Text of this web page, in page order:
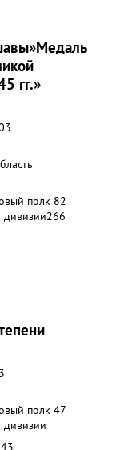
Медаль
гг.»
полк 82
дивизии266
полк 47
дивизии